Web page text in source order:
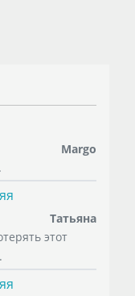
Margo
Татьяна
этот